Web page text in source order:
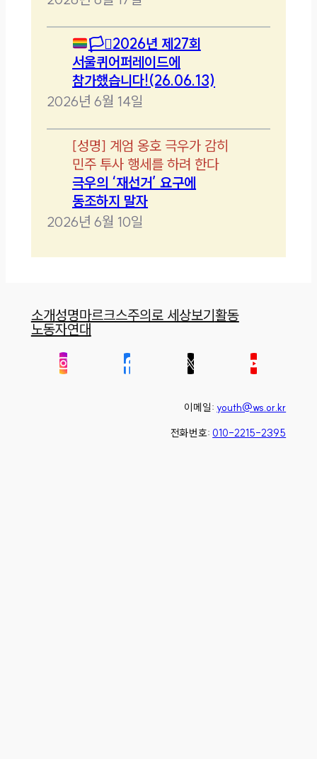
🏳️‍⚧️2026년 제27회
서울퀴어퍼레이드에
참가했습니다!(26.06.13)
2026년 6월 14일
[성명] 계엄 옹호 극우가 감히
민주 투사 행세를 하려 한다
극우의 ‘재선거’ 요구에
동조하지 말자
2026년 6월 10일
소개성명마르크스주의로 세상보기활동
노동자연대
이메일: youth@ws.or.kr
전화번호: 010-2215-2395